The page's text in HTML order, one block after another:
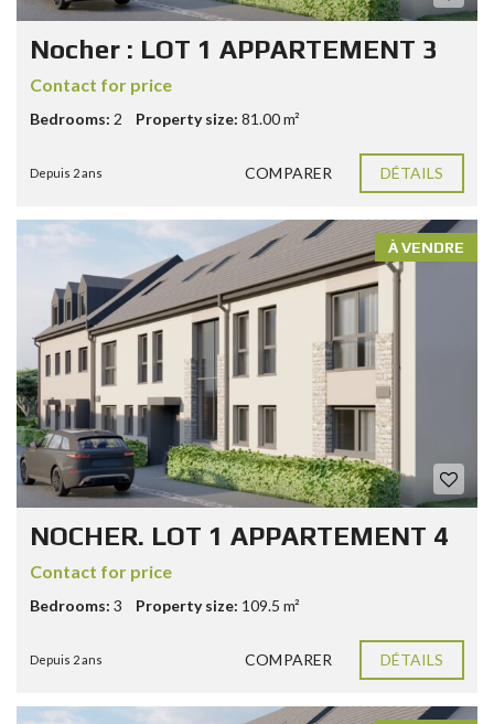
Nocher : LOT 1 APPARTEMENT 3
Contact for price
Bedrooms: 2 Property size: 81.00 m²
Depuis 2 ans COMPARER DÉTAILS
À VENDRE
NOCHER. LOT 1 APPARTEMENT 4
Contact for price
Bedrooms: 3 Property size: 109.5 m²
Depuis 2 ans COMPARER DÉTAILS